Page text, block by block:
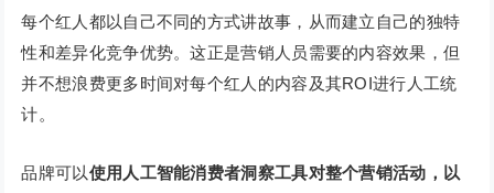
每个红人都以自己不同的方式讲故事，从而建立自己的独特
性和差异化竞争优势。这正是营销人员需要的内容效果，但
并不想浪费更多时间对每个红人的内容及其ROI进行人工统
计。
品牌可以使用人工智能消费者洞察工具对整个营销活动，以